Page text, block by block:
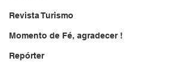
Revista Turismo
Momento de Fé, agradecer !
Repórter